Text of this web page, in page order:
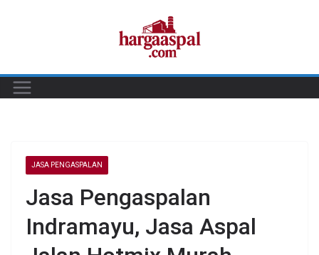
JASA PENGASPALAN
Jasa Pengaspalan
Indramayu, Jasa Aspal